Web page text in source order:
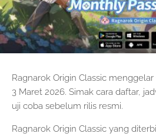
Ragnarok Origin Classic
3 Maret 2026. Simak cara daftar,
uji coba sebelum rilis resmi.
Ragnarok Origin Classic yang